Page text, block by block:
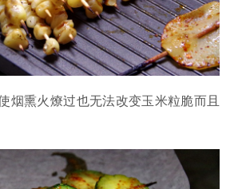
烟熏火燎过也无法改变玉米粒脆而且